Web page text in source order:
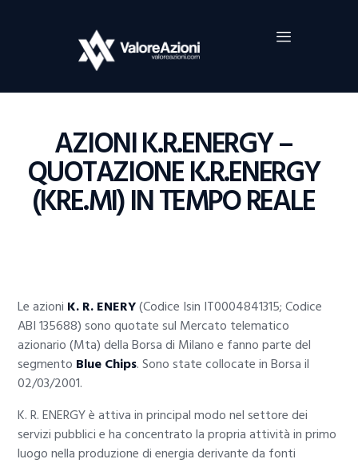
AZIONI K.R.ENERGY –
QUOTAZIONE K.R.ENERGY
(KRE.MI) IN TEMPO REALE
Home
Investimenti
Borsa
Guide Al Trading
Criptovalute
Le azioni K. R. ENERY(Codice Isin IT0004841315; Codice
ABI 135688) sono quotate sul Mercato telematico
azionario (Mta) della Borsa di Milano e fanno parte del
segmento Blue Chips. Sono state collocate in Borsa il
02/03/2001.
K. R. ENERGY è attiva in principal modo nel settore dei
servizi pubblici e ha concentrato la propria attività in primo
luogo nella produzione di energia derivante da fonti